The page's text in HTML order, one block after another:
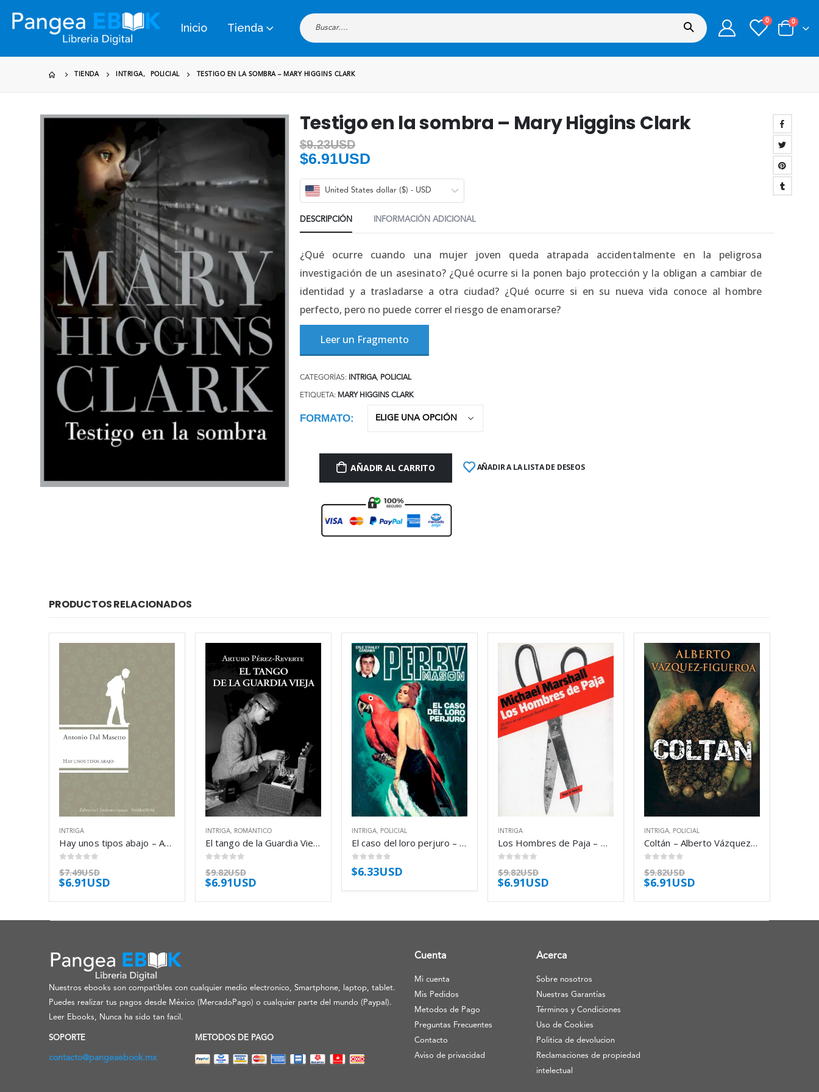
Inicio Tienda
0 0
TIENDA INTRIGA , POLICIAL TESTIGO EN LA SOMBRA – MARY HIGGINS CLARK
Testigo en la sombra – Mary Higgins Clark
$9.23USD
$6.91USD
United States dollar ($) - USD
DESCRIPCIÓN INFORMACIÓN ADICIONAL
¿Qué ocurre cuando una mujer joven queda atrapada accidentalmente en la peligrosa
investigación de un asesinato? ¿Qué ocurre si la ponen bajo protección y la obligan a cambiar de
identidad y a trasladarse a otra ciudad? ¿Qué ocurre si en su nueva vida conoce al hombre
perfecto, pero no puede correr el riesgo de enamorarse?
Leer un Fragmento
CATEGORÍAS: INTRIGA, POLICIAL
ETIQUETA: MARY HIGGINS CLARK
FORMATO
AÑADIR AL CARRITO AÑADIR A LA LISTA DE DESEOS
PRODUCTOS RELACIONADOS
INTRIGA
Hay unos tipos abajo – Antonio Dal Masetto
$7.49USD
$6.91USD
INTRIGA ROMÁNTICO
El tango de la Guardia Vieja – Arturo Pérez-Reverte
$9.82USD
$6.91USD
INTRIGA POLICIAL
El caso del loro perjuro – Erle Stanley Gardner
0out of 5
$6.33USD
INTRIGA
Los Hombres de Paja – Michael Marshall Smith
$9.82USD
$6.91USD
INTRIGA POLICIAL
Coltán – Alberto Vázquez-Figueroa
$9.82USD
$6.91USD
Nuestros ebooks son compatibles con cualquier medio electronico, Smartphone, laptop, tablet.
Puedes realizar tus pagos desde México (MercadoPago) o cualquier parte del mundo (Paypal).
Leer Ebooks, Nunca ha sido tan facil.
SOPORTE
contacto@pangeaebook.mx
METODOS DE PAGO
Cuenta
Mi cuenta
Mis Pedidos
Metodos de Pago
Preguntas Frecuentes
Contacto
Aviso de privacidad
Acerca
Sobre nosotros
Nuestras Garantías
Términos y Condiciones
Uso de Cookies
Politica de devolucion
Reclamaciones de propiedad
intelectual